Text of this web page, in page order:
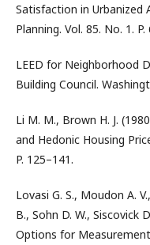
Satisfaction in Urbanized
Planning. Vol. 85. No. 1. P.
LEED for Neighborhood
Building Council.
Li M. M., Brown H. J.
and Hedonic Housing
P. 125–141.
Lovasi G. S., Moudon A.
B., Sohn D. W., Siscovick
Options for